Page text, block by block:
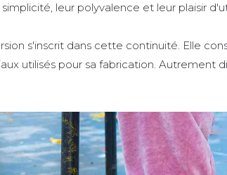
leur polyvalence et leur plaisir
s'inscrit dans cette continuité. Elle
utilisés pour sa fabrication. Autrement